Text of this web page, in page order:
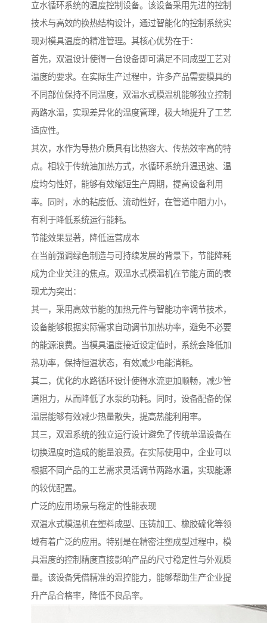
立水循环系统的温度控制设备。该设备采用先进的控制
技术与高效的换热结构设计，通过智能化的控制系统实
现对模具温度的精准管理。其核心优势在于：
首先，双温设计使得一台设备即可满足不同成型工艺对
温度的要求。在实际生产过程中，许多产品需要模具的
不同部位保持不同温度，双温水式模温机能够独立控制
两路水温，实现差异化的温度管理，极大地提升了工艺
适应性。
其次，水作为导热介质具有比热容大、传热效率高的特
点。相较于传统油加热方式，水循环系统升温迅速、温
度均匀性好，能够有效缩短生产周期，提高设备利用
率。同时，水的粘度低、流动性好，在管道中阻力小，
有利于降低系统运行能耗。
节能效果显著，降低运营成本
在当前强调绿色制造与可持续发展的背景下，节能降耗
成为企业关注的焦点。双温水式模温机在节能方面的表
现尤为突出：
其一，采用高效节能的加热元件与智能功率调节技术，
设备能够根据实际需求自动调节加热功率，避免不必要
的能源浪费。当模具温度接近设定值时，系统会降低加
热功率，保持恒温状态，有效减少电能消耗。
其二，优化的水路循环设计使得水流更加顺畅，减少管
道阻力，从而降低了水泵的功耗。同时，设备配备的保
温层能够有效减少热量散失，提高热能利用率。
其三，双温系统的独立运行设计避免了传统单温设备在
切换温度时造成的能量浪费。在实际使用中，企业可以
根据不同产品的工艺需求灵活调节两路水温，实现能源
的较优配置。
广泛的应用场景与稳定的性能表现
双温水式模温机在塑料成型、压铸加工、橡胶硫化等领
域有着广泛的应用。特别是在精密注塑成型过程中，模
具温度的控制精度直接影响产品的尺寸稳定性与外观质
量。该设备凭借精准的温控能力，能够帮助生产企业提
升产品合格率，降低不良品率。